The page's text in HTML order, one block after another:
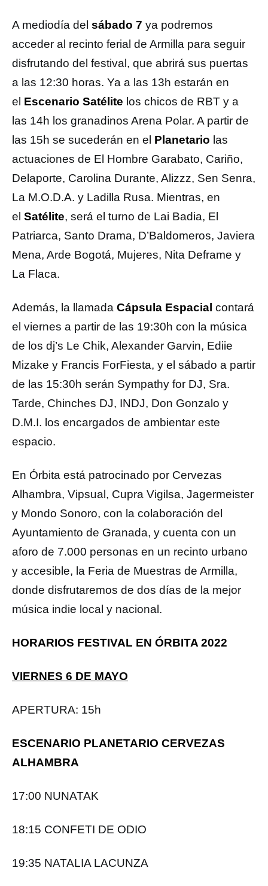
A mediodía del sábado 7 ya podremos
acceder al recinto ferial de Armilla para seguir
disfrutando del festival, que abrirá sus puertas
a las 12:30 horas. Ya a las 13h estarán en
el Escenario Satélite los chicos de RBT y a
las 14h los granadinos Arena Polar. A partir de
las 15h se sucederán en el Planetario las
actuaciones de El Hombre Garabato, Cariño,
Delaporte, Carolina Durante, Alizzz, Sen Senra,
La M.O.D.A. y Ladilla Rusa. Mientras, en
el Satélite, será el turno de Lai Badia, El
Patriarca, Santo Drama, D’Baldomeros, Javiera
Mena, Arde Bogotá, Mujeres, Nita Deframe y
La Flaca.
Además, la llamada Cápsula Espacial contará
el viernes a partir de las 19:30h con la música
de los dj’s Le Chik, Alexander Garvin, Ediie
Mizake y Francis ForFiesta, y el sábado a partir
de las 15:30h serán Sympathy for DJ, Sra.
Tarde, Chinches DJ, INDJ, Don Gonzalo y
D.M.I. los encargados de ambientar este
espacio.
En Órbita está patrocinado por Cervezas
Alhambra, Vipsual, Cupra Vigilsa, Jagermeister
y Mondo Sonoro, con la colaboración del
Ayuntamiento de Granada, y cuenta con un
aforo de 7.000 personas en un recinto urbano
y accesible, la Feria de Muestras de Armilla,
donde disfrutaremos de dos días de la mejor
música indie local y nacional.
HORARIOS FESTIVAL EN ÓRBITA 2022
VIERNES 6 DE MAYO
APERTURA: 15h
ESCENARIO PLANETARIO CERVEZAS
ALHAMBRA
17:00 NUNATAK
18:15 CONFETI DE ODIO
19:35 NATALIA LACUNZA